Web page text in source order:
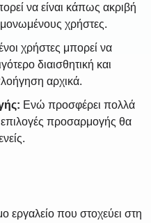
να είναι κάπως ακριβή
χρήστες.
χρήστες μπορεί να
διαισθητική και
αρχικά.
Ενώ προσφέρει πολλά
προσαρμογής θα
εργαλείο που στοχεύει στη